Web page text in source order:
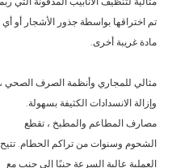
مادة غريبة أخرى.